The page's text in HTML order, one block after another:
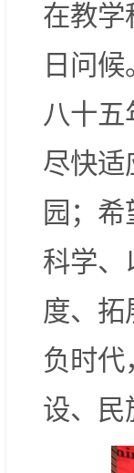
在教学
日问
八十五
尽快适
园；
科学、
度、拓
负时代
设、民